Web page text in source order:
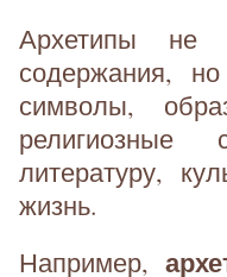
Архетипы не
содержания,
символы,
религиозные
литературу,
жизнь.
Например,